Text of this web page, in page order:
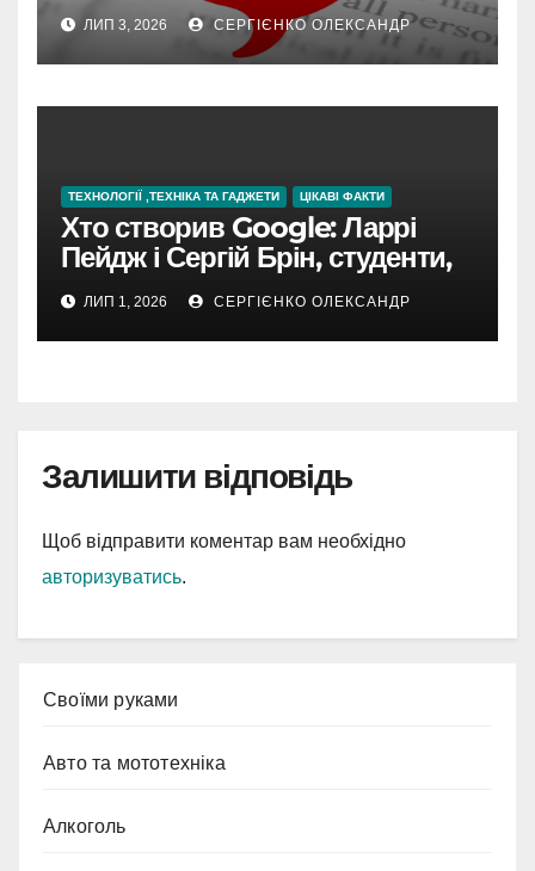
ЛИП 3, 2026 СЕРГІЄНКО ОЛЕКСАНДР
ТЕХНОЛОГІЇ ,ТЕХНІКА ТА ГАДЖЕТИ ЦІКАВІ ФАКТИ
Хто створив Google: Ларрі
Пейдж і Сергій Брін, студенти,
чия ідея підкорила інтернет
ЛИП 1, 2026 СЕРГІЄНКО ОЛЕКСАНДР
Залишити відповідь
Щоб відправити коментар вам необхідно
авторизуватись.
Cвоїми руками
Авто та мототехніка
Алкоголь